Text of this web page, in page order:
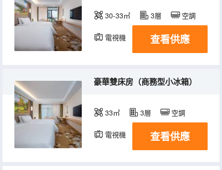
30-33㎡ 3層 空調
電視機 查看供應
豪華雙床房（商務型小冰箱）
33㎡ 3層 空調
電視機 冰箱
查看供應